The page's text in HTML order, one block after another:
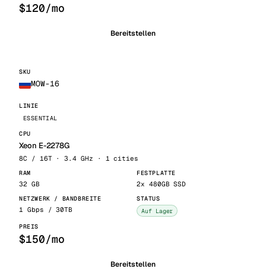
$120/mo
Bereitstellen
MOW-16
ESSENTIAL
Xeon E-2278G
8C / 16T · 3.4 GHz · 1 cities
32 GB 2x 480GB SSD
1 Gbps / 30TB Auf Lager
$150/mo
Bereitstellen